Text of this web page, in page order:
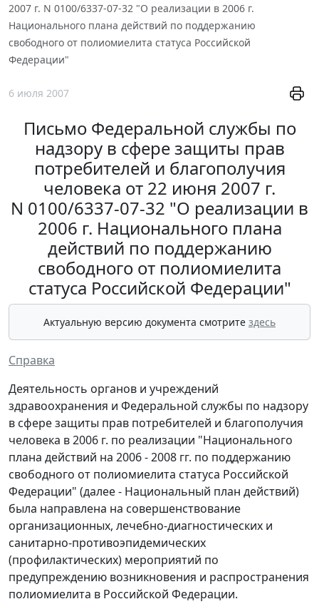
2007 г. N 0100/6337-07-32 "О реализации в 2006 г.
Национального плана действий по поддержанию
свободного от полиомиелита статуса Российской
Федерации"
6 июля 2007
Письмо Федеральной службы по
надзору в сфере защиты прав
потребителей и благополучия
человека от 22 июня 2007 г.
N 0100/6337-07-32 "О реализации в
2006 г. Национального плана
действий по поддержанию
свободного от полиомиелита
статуса Российской Федерации"
Актуальную версию документа смотрите здесь
Справка
Деятельность органов и учреждений
здравоохранения и Федеральной службы по надзору
в сфере защиты прав потребителей и благополучия
человека в 2006 г. по реализации "Национального
плана действий на 2006 - 2008 гг. по поддержанию
свободного от полиомиелита статуса Российской
Федерации" (далее - Национальный план действий)
была направлена на совершенствование
организационных, лечебно-диагностических и
санитарно-противоэпидемических
(профилактических) мероприятий по
предупреждению возникновения и распространения
полиомиелита в Российской Федерации.